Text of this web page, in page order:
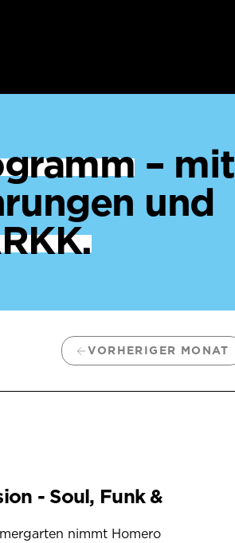
– mit
und
VORHERIGER MONAT
- Soul, Funk &
nimmt Homero